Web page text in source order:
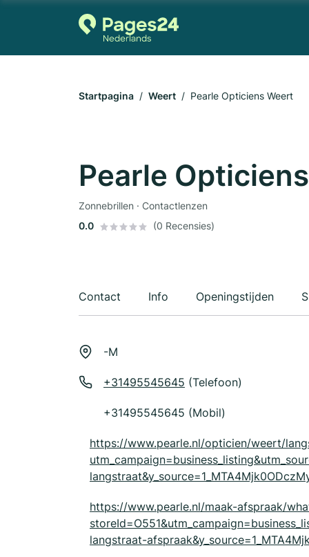
Startpagina Weert Pearle Opticiens Weert
Pearle
Zonnebrillen · Contactlenzen
0.0
(0 Recensies)
Contact Info Openingstijden
-M
+31495545645 (Telefoon)
+31495545645 (Mobil)
https://www.pearle.nl/opticien/weert/
https://www.pearle.nl/maak-afspraak/
langstraat-